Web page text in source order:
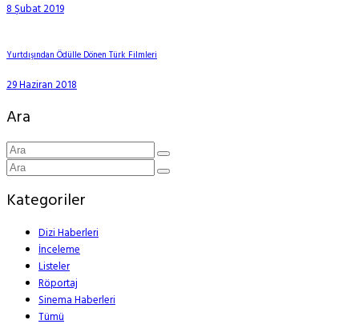
8 Şubat 2019
Yurtdışından Ödülle Dönen Türk Filmleri
29 Haziran 2018
Ara
Kategoriler
Dizi Haberleri
İnceleme
Listeler
Röportaj
Sinema Haberleri
Tümü